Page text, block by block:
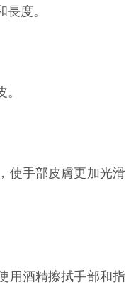
度。
使手部皮膚更加光滑
用酒精擦拭手部和指